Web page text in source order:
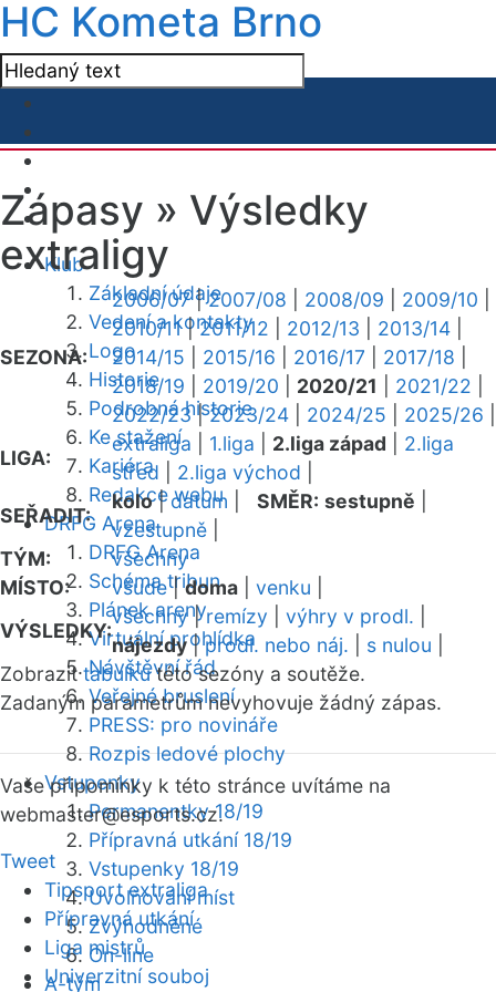
HC Kometa Brno
Klub
Základní údaje
Vedení a kontakty
Logo
Historie
Podrobná historie
Ke stažení
Kariéra
Redakce webu
DRFG Arena
DRFG Arena
Schéma tribun
Plánek areny
Virtuální prohlídka
Návštěvní řád
Veřejné bruslení
PRESS: pro novináře
Rozpis ledové plochy
Vstupenky
Permanentky 18/19
Přípravná utkání 18/19
Vstupenky 18/19
Uvolňování míst
Zvýhodněné
On-line
A-tým
Zápasy » Výsledky
extraligy
SEZONA:
2006/07|2007/08 2008/09 2009/10
2010/11|2011/12 2012/13 2013/14
2014/15
2015/16 2016/17 2017/18
2018/19
2019/20 2020/21 2021/22
2022/23|2023/24 2024/25 2025/26
LIGA:
extraliga 1.liga 2.liga západ
2.liga
střed
2.liga východ
SEŘADIT:
kolo|datum SMĚR: sestupně
vzestupně
TÝM:
všechny
MÍSTO:
všude|doma venku
VÝSLEDKY:
všechny|remízy výhry v prodl.
nájezdy|prodl. nebo náj. s nulou
Zobrazittabulkutéto sezóny a soutěže.
Zadaným parametrům nevyhovuje žádný zápas.
Vaše připomínky k této stránce uvítáme na
webmaster@esports.cz.
Tweet
Tipsport extraliga
Přípravná utkání
Liga mistrů
Univerzitní souboj